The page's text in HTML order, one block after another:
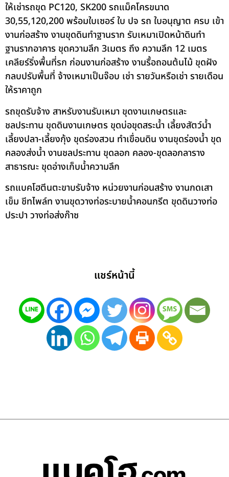
ให้เช่ารถขุด PC120, SK200 รถแม็คโครขนาด
30,55,120,200 พร้อมใบเซอร์ ใบ ปจ รถ ใบอนุญาต ครบ เข้า
งานก่อสร้าง งานขุดดินทำฐานราก รับเหมาเปิดหน้าดินทำ
ฐานรากอาคาร ขุดความลึก 3เมตร ถึง ความลึก 12 เมตร
เคลียร์ริ่งพื้นที่รก ก่อนงานก่อสร้าง งานรื้อถอนต้นไม้ ขุดฝัง
กลบปรับพื้นที่ จ้างเหมาเป็นจ๊อบ เช่า รายวันหรือเช่า รายเดือน
ให้ราคาถูก
รถขุดรับจ้าง สาหรับงานรับเหมา ขุดงานเกษตรและ
ชลประทาน ขุดดินงานเกษตร ขุดบ่อขุดสระน้ำ เลี้ยงสัตว์น้ำ
เลี้ยงปลา-เลี้ยงกุ้ง ขุดร่องสวน ทำเขื่อนดิน งานขุดร่องน้ำ ขุด
คลองส่งน้ำ งานชลประทาน ขุดลอก คลอง-ขุดลอกลาราง
สาธารณะ ขุดอ่างเก็บน้ำความลึก
รถแบคโฮตีนตะขาบรับจ้าง หน่วยงานก่อนสร้าง งานกดเสา
เข็ม ชีทไพล์ท งานขุดวางท่อระบายน้ำคอนกรีต ขุดดินวางท่อ
ประปา วางท่อส่งก๊าซ
แชร์หน้านี้